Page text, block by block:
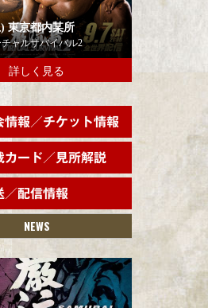
東京都内某所
ャルサバイバル2
詳しく見る
NEWS